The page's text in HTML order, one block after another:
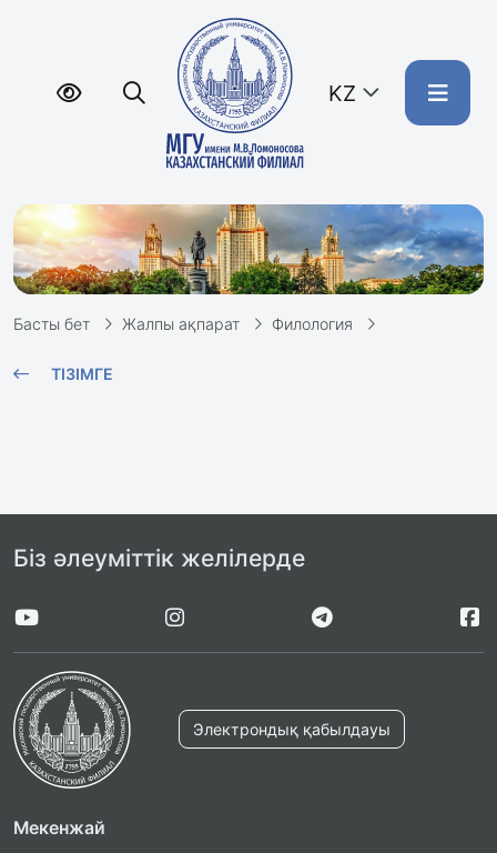
KZ
Басты бет Жалпы ақпарат Филология
ТІЗІМГЕ
Біз әлеуміттік желілерде
Электрондық қабылдауы
Мекенжай